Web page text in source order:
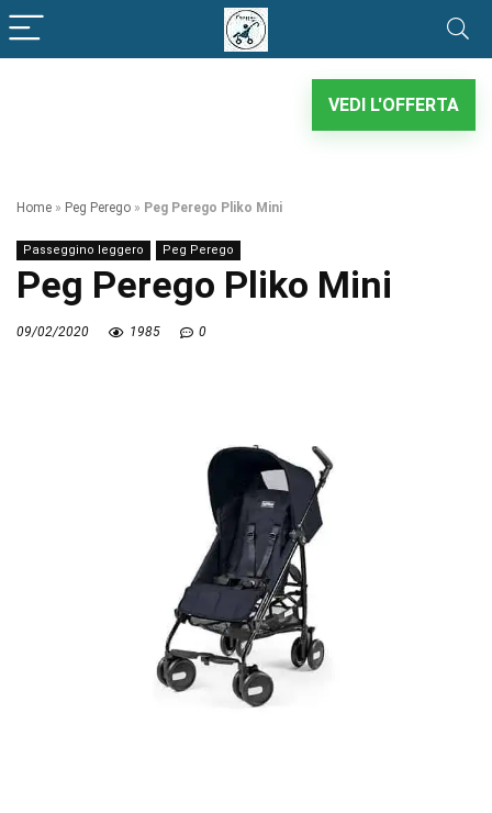
VEDI L'OFFERTA
Home » Peg Perego » Peg Perego Pliko Mini
Passeggino leggero Peg Perego
Peg Perego Pliko Mini
09/02/2020 1985 0